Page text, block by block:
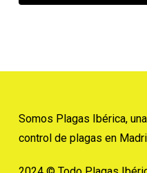
Somos Plagas Ibérica,
control de plagas en